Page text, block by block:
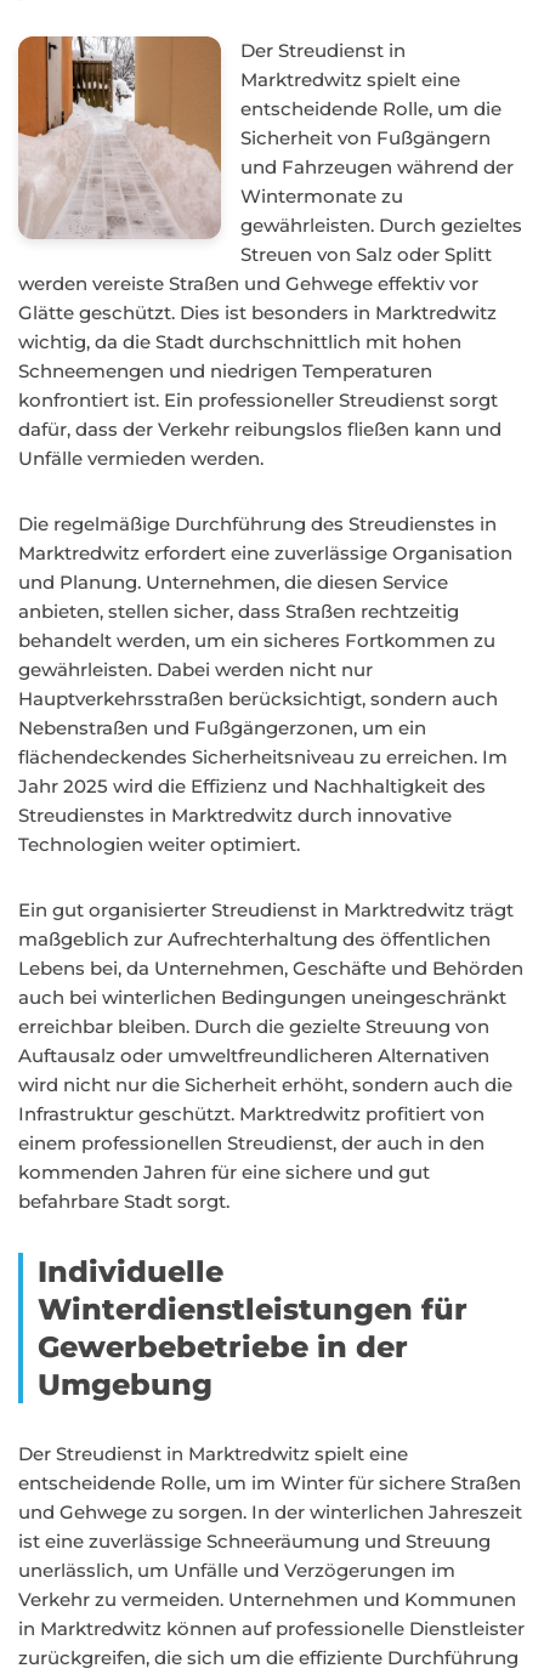
Der Streudienst in
Marktredwitz spielt eine
entscheidende Rolle, um die
Sicherheit von Fußgängern
und Fahrzeugen während der
Wintermonate zu
gewährleisten. Durch gezieltes
Streuen von Salz oder Splitt
werden vereiste Straßen und Gehwege effektiv vor
Glätte geschützt. Dies ist besonders in Marktredwitz
wichtig, da die Stadt durchschnittlich mit hohen
Schneemengen und niedrigen Temperaturen
konfrontiert ist. Ein professioneller Streudienst sorgt
dafür, dass der Verkehr reibungslos fließen kann und
Unfälle vermieden werden.
Die regelmäßige Durchführung des Streudienstes in
Marktredwitz erfordert eine zuverlässige Organisation
und Planung. Unternehmen, die diesen Service
anbieten, stellen sicher, dass Straßen rechtzeitig
behandelt werden, um ein sicheres Fortkommen zu
gewährleisten. Dabei werden nicht nur
Hauptverkehrsstraßen berücksichtigt, sondern auch
Nebenstraßen und Fußgängerzonen, um ein
flächendeckendes Sicherheitsniveau zu erreichen. Im
Jahr 2025 wird die Effizienz und Nachhaltigkeit des
Streudienstes in Marktredwitz durch innovative
Technologien weiter optimiert.
Ein gut organisierter Streudienst in Marktredwitz trägt
maßgeblich zur Aufrechterhaltung des öffentlichen
Lebens bei, da Unternehmen, Geschäfte und Behörden
auch bei winterlichen Bedingungen uneingeschränkt
erreichbar bleiben. Durch die gezielte Streuung von
Auftausalz oder umweltfreundlicheren Alternativen
wird nicht nur die Sicherheit erhöht, sondern auch die
Infrastruktur geschützt. Marktredwitz profitiert von
einem professionellen Streudienst, der auch in den
kommenden Jahren für eine sichere und gut
befahrbare Stadt sorgt.
Individuelle
Winterdienstleistungen für
Gewerbebetriebe in der
Umgebung
Der Streudienst in Marktredwitz spielt eine
entscheidende Rolle, um im Winter für sichere Straßen
und Gehwege zu sorgen. In der winterlichen Jahreszeit
ist eine zuverlässige Schneeräumung und Streuung
unerlässlich, um Unfälle und Verzögerungen im
Verkehr zu vermeiden. Unternehmen und Kommunen
in Marktredwitz können auf professionelle Dienstleister
zurückgreifen, die sich um die effiziente Durchführung